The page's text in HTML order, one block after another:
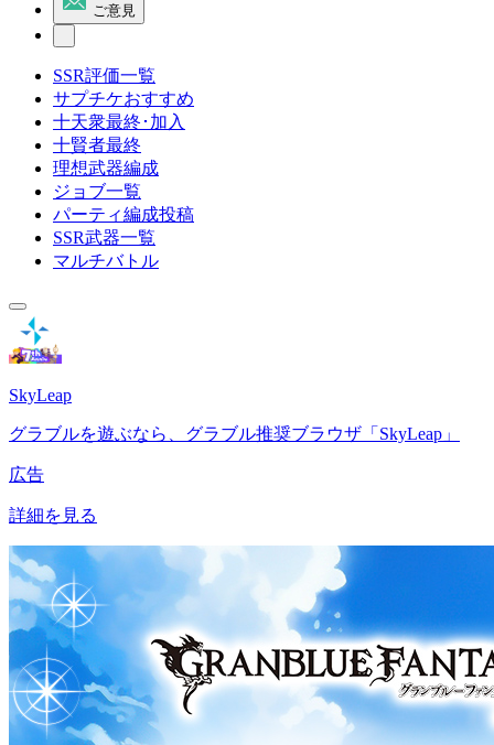
ご意見
SSR評価一覧
サプチケおすすめ
十天衆最終･加入
十賢者最終
理想武器編成
ジョブ一覧
パーティ編成投稿
SSR武器一覧
マルチバトル
SkyLeap
グラブルを遊ぶなら、グラブル推奨ブラウザ「SkyLeap」
広告
詳細を見る